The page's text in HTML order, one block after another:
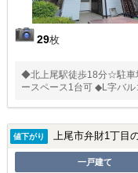
29枚
◆北上尾駅徒歩18分☆駐車
ースペース1台可 ◆L字バル
値下がり 上尾市弁財1丁目
一戸建て